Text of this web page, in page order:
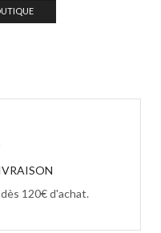
120€ d'achat.